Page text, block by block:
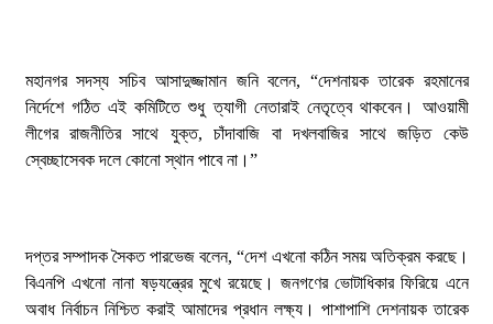
১৭ জুলাই, ২০২৬, ৪:৩৩ অপরাহ্ন
সিন্ধু নদের পানি রহস্য: সংকটের আড়ালে কি তবে বড়
কোনো ‘অব্যবস্থাপনার অপরাধ’?
মহানগর সদস্য সচিব আসাদুজ্জামান জনি বলেন, “দেশনায়ক তারেক রহমানের
নির্দেশে গঠিত এই কমিটিতে শুধু ত্যাগী নেতারাই নেতৃত্বে থাকবেন। আওয়ামী
লীগের রাজনীতির সাথে যুক্ত, চাঁদাবাজি বা দখলবাজির সাথে জড়িত কেউ
স্বেচ্ছাসেবক দলে কোনো স্থান পাবে না।”
দপ্তর সম্পাদক সৈকত পারভেজ বলেন, “দেশ এখনো কঠিন সময় অতিক্রম করছে।
বিএনপি এখনো নানা ষড়যন্ত্রের মুখে রয়েছে। জনগণের ভোটাধিকার ফিরিয়ে এনে
অবাধ নির্বাচন নিশ্চিত করাই আমাদের প্রধান লক্ষ্য। পাশাপাশি দেশনায়ক তারেক